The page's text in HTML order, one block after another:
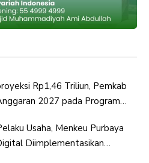
Rp1,46 Triliun, Pemkab
2027 pada Program
Usaha, Menkeu Purbaya
Diimplementasikan